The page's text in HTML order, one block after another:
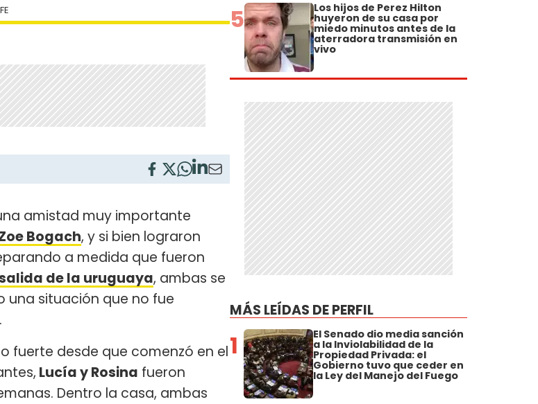
amistad muy importante
Bogach, y si bien lograron
a medida que fueron
de la uruguaya, ambas se
una situación que no fue
fuerte desde que comenzó en el
Lucía y Rosina fueron
Dentro la casa, ambas
5 Los hijos de Perez Hilton
huyeron de su casa por
miedo minutos antes de la
aterradora transmisión en
vivo
MÁS LEÍDAS DE PERFIL
1 El Senado dio media sanción
a la Inviolabilidad de la
Propiedad Privada: el
Gobierno tuvo que ceder en
la Ley del Manejo del Fuego